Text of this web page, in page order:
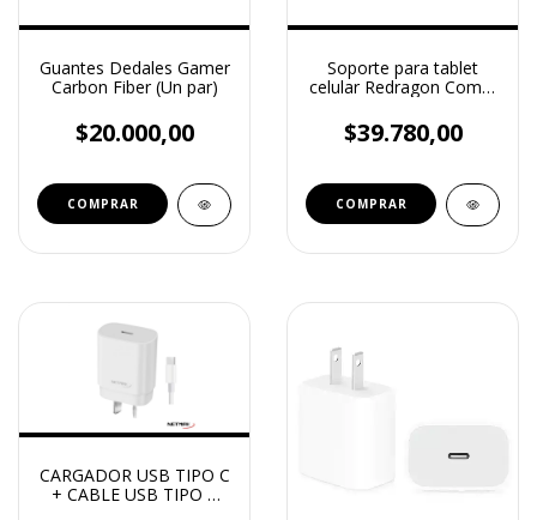
Guantes Dedales Gamer
Carbon Fiber (Un par)
$20.000,00
Soporte para tablet
celular Redragon Comet
ajustable y metalico
$39.780,00
CARGADOR USB TIPO C
+ CABLE USB TIPO C